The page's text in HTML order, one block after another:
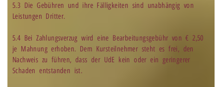
5.3 Die Gebühren und ihre Fälligkeiten sind unabhängig von
Leistungen Dritter.
5.4 Bei Zahlungsverzug wird eine Bearbeitungsgebühr von € 2,50
je Mahnung erhoben. Dem Kursteilnehmer steht es frei, den
Nachweis zu führen, dass der UdE kein oder ein geringerer
Schaden entstanden ist.